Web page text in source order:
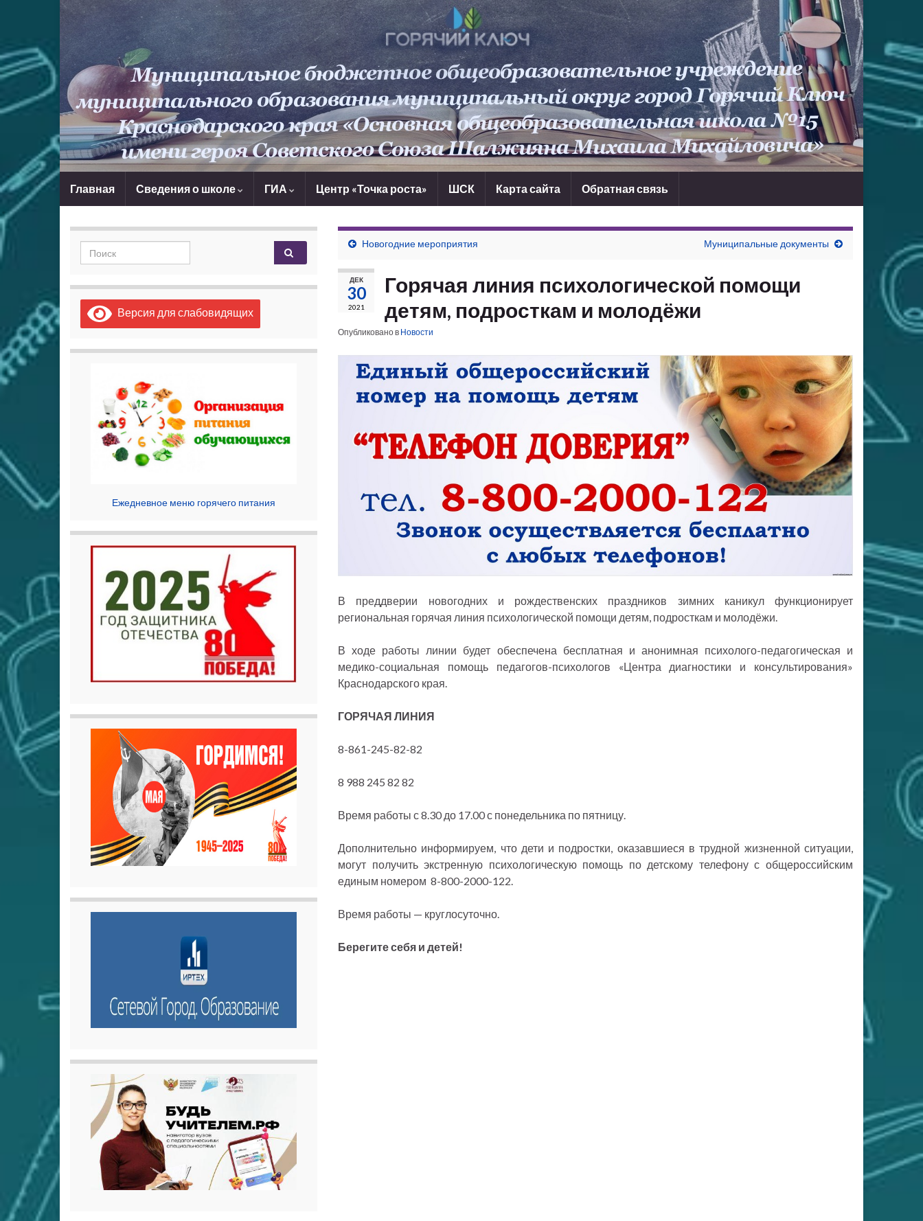
Главная Сведения о школе ГИА Центр «Точка роста» ШСК Карта сайта Обратная связь
Новогодние мероприятия Муниципальные документы
ДЕК
30
2021
Горячая линия психологической помощи
детям, подросткам и молодёжи
Опубликовано в Новости
В преддверии новогодних и рождественских праздников зимних каникул функционирует
региональная горячая линия психологической помощи детям, подросткам и молодёжи.
В ходе работы линии будет обеспечена бесплатная и анонимная психолого-педагогическая и
медико-социальная помощь педагогов-психологов «Центра диагностики и консультирования»
Краснодарского края.
ГОРЯЧАЯ ЛИНИЯ
8-861-245-82-82
8 988 245 82 82
Время работы с 8.30 до 17.00 с понедельника по пятницу.
Дополнительно информируем, что дети и подростки, оказавшиеся в трудной жизненной ситуации,
могут получить экстренную психологическую помощь по детскому телефону с общероссийским
единым номером 8-800-2000-122.
Время работы — круглосуточно.
Берегите себя и детей!
Search for:
Версия для слабовидящих
Ежедневное меню горячего питания